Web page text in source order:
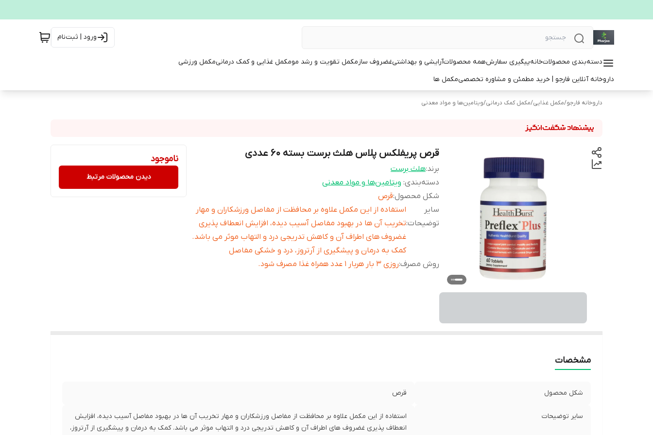
ورود | ثبت‌نام
دسته‌بندی محصولاتخانهپیگیری سفارشهمه محصولاتآرایشی و بهداشتیغضروف سازمکمل تقویت و رشد مومکمل غذایی و کمک درمانیمکمل ورزشی
داروخانه آنلاین فارجو | خرید مطمئن و مشاوره تخصصیمکمل ها
داروخانه فارجو/مکمل غذایی/مکمل کمک درمانی/ویتامین‌ها و مواد معدنی
قرص پریفلکس پلاس هلث برست بسته 60 عددی
برند:هلث برست
دسته‌بندی: ویتامین‌ها و مواد معدنی
شکل محصول:قرص
سایر
توضیحات:
استفاده از این مکمل علاوه بر محافظت از مفاصل ورزشکاران و مهار
تخریب آن ها در بهبود مفاصل آسیب دیده، افزایش انعطاف پذیری
غضروف های اطراف آن و کاهش تدریجی درد و التهاب موثر می باشد.
کمک به درمان و پیشگیری از آرتروز، درد و خشکی مفاصل
روش مصرف:روزی 3 بار هربار 1 عدد همراه غذا مصرف شود.
ناموجود
دیدن محصولات مرتبط
مشخصات
شکل محصول قرص
سایر توضیحات
استفاده از این مکمل علاوه بر محافظت از مفاصل ورزشکاران و مهار تخریب آن ها در بهبود مفاصل آسیب دیده، افزایش
انعطاف پذیری غضروف های اطراف آن و کاهش تدریجی درد و التهاب موثر می باشد. کمک به درمان و پیشگیری از آرتروز،